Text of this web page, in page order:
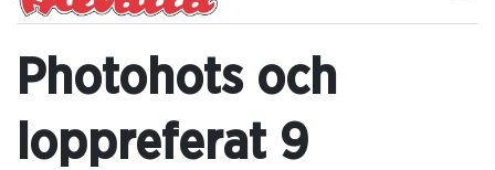
Photohots och
loppreferat 9